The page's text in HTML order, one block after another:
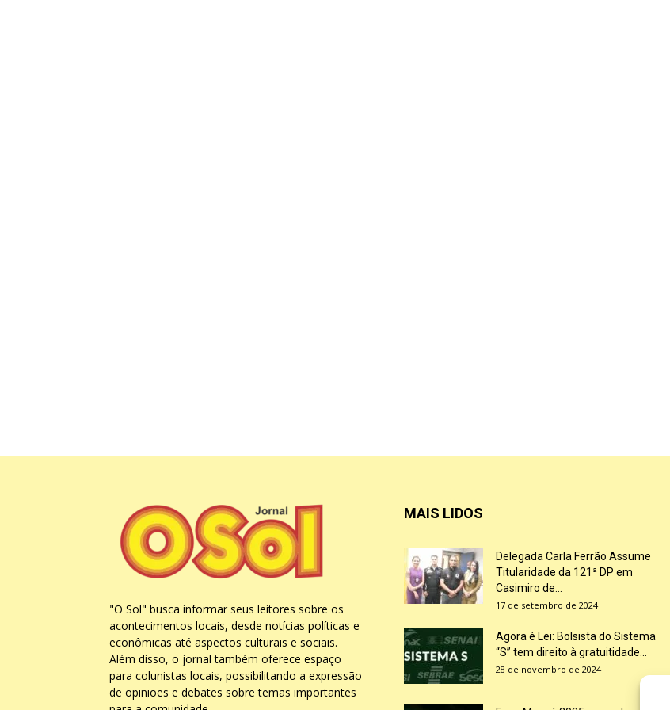
"O Sol" busca informar seus leitores sobre os
acontecimentos locais, desde notícias políticas e
econômicas até aspectos culturais e sociais.
Além disso, o jornal também oferece espaço
para colunistas locais, possibilitando a expressão
de opiniões e debates sobre temas importantes
MAIS LIDOS
Delegada Carla Ferrão Assume
Titularidade da 121ª DP em
Casimiro de...
17 de setembro de 2024
Agora é Lei: Bolsista do Sistema
“S” tem direito à gratuitidade...
28 de novembro de 2024